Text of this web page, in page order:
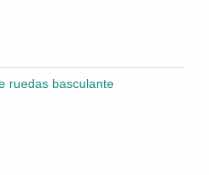
ruedas basculante